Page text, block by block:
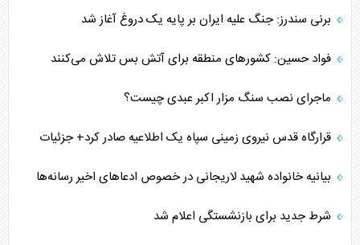
برنی سندرز: جنگ علیه ایران بر پایه یک دروغ آغاز شد
فواد حسین: کشورهای منطقه برای آتش بس تلاش می‌کنند
ماجرای نصب سنگ مزار اکبر عبدی چیست؟
قرارگاه قدس نیروی زمینی سپاه یک اطلاعیه صادر کرد+ جزئیات
بیانیه خانواده شهید لاریجانی در خصوص ادعاهای اخیر رسانه‌ها
شرط جدید برای بازنشستگی اعلام شد